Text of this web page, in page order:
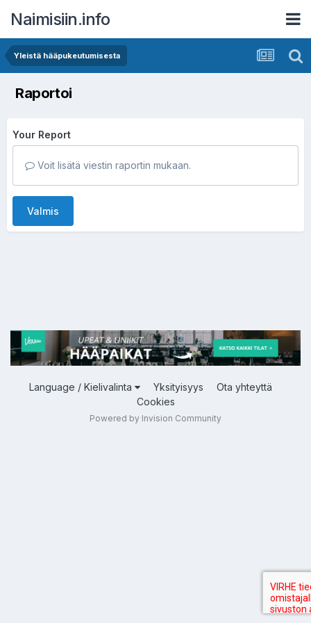
Naimisiin.info
Yleistä hääpukeutumisesta
Raportoi
Your Report
Voit lisätä viestin raportin mukaan.
Valmis
Language / Kielivalinta Yksityisyys
Ota yhteyttä
Cookies
Powered by Invision Community